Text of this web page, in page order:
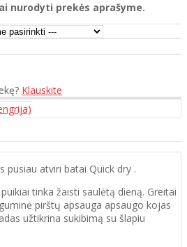
nurodyti prekės aprašyme.
Klauskite
pusiau atviri batai Quick dry .
tinka žaisti saulėtą dieną. Greitai
pirštų apsauga apsaugo kojas
užtikrina sukibimą su šlapiu